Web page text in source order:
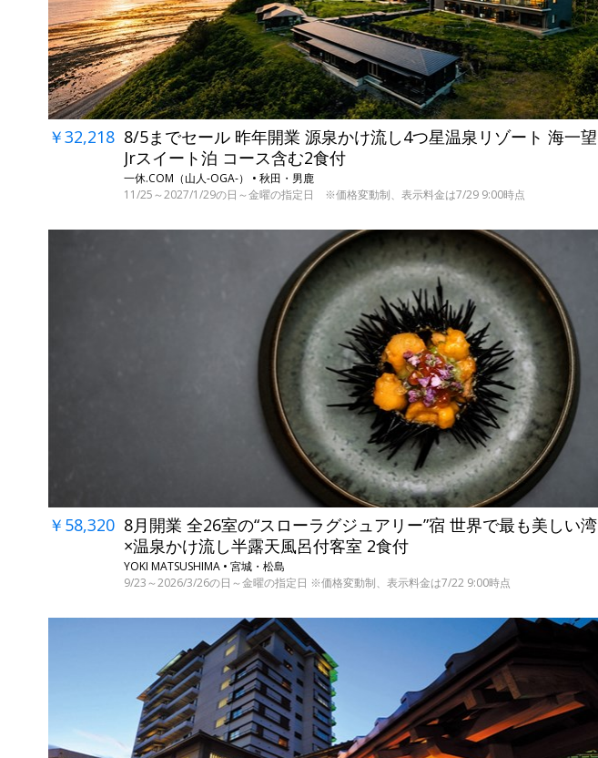
￥32,218 8/5までセール 昨年開業 源泉かけ流し4つ星温泉リゾート 海一望
Jrスイート泊 コース含む2食付
一休.COM（山人-OGA-） • 秋田・男鹿
11/25～2027/1/29の日～金曜の指定日 ※価格変動制、表示料金は7/29 9:00時点
￥58,320 8月開業 全26室の“スローラグジュアリー”宿 世界で最も美しい湾
×温泉かけ流し半露天風呂付客室 2食付
YOKI MATSUSHIMA • 宮城・松島
9/23～2026/3/26の日～金曜の指定日 ※価格変動制、表示料金は7/22 9:00時点